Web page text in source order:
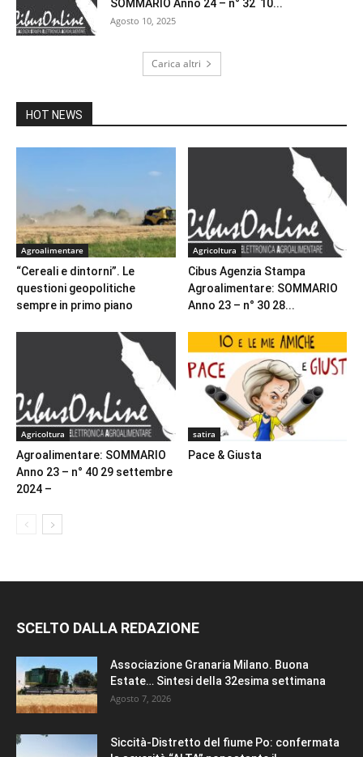
SOMMARIO Anno 24 – n° 32 10...
Agosto 10, 2025
Carica altri
HOT NEWS
Agroalimentare
“Cereali e dintorni”. Le
questioni geopolitiche
sempre in primo piano
Agricoltura
Cibus Agenzia Stampa
Agroalimentare: SOMMARIO
Anno 23 – n° 30 28...
Agricoltura
Agroalimentare: SOMMARIO
Anno 23 – n° 40 29 settembre
2024 –
satira
Pace & Giusta
SCELTO DALLA REDAZIONE
Associazione Granaria Milano. Buona
Estate… Sintesi della 32esima settimana
Agosto 7, 2026
Siccità-Distretto del fiume Po: confermata